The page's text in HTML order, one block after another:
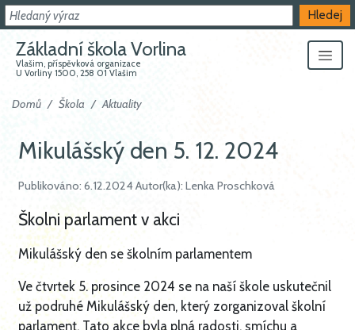
Hledat
Hledej
Základní škola Vorlina
Vlašim, příspěvková organizace
U Vorliny 1500, 258 01 Vlašim
Domů Škola Aktuality
Mikulášský den 5. 12. 2024
Publikováno: 6.12.2024 Autor(ka): Lenka Proschková
Školni parlament v akci
Mikulášský den se školním parlamentem
Ve čtvrtek 5. prosince 2024 se na naší škole uskutečnil
už podruhé Mikulášský den, který zorganizoval školní
parlament. Tato akce byla plná radosti, smíchu a